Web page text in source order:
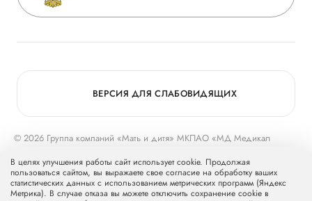
Вакансии
Медицинский туризм
Статьи
© 2026 Группа компаний «Мать и дитя» МКПАО «МД Медикал
Группу компаний «Мать и дитя».
ВЕРСИЯ ДЛЯ СЛАБОВИДЯЩИХ
В целях улучшения работы сайт использует cookie. Продолжая
пользоваться сайтом, вы выражаете свое согласие на обработку ваших
статистических данных с использованием метрических программ (Яндекс
Метрика). В случае отказа вы можете отключить сохранение cookie в